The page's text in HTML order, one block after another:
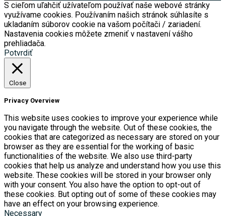
S cieľom uľahčiť užívateľom používať naše webové stránky
využívame cookies. Používaním našich stránok súhlasíte s
ukladaním súborov cookie na vašom počítači / zariadení.
Nastavenia cookies môžete zmeniť v nastavení vášho
prehliadača.
Potvrdiť
Close
Privacy Overview
This website uses cookies to improve your experience while
you navigate through the website. Out of these cookies, the
cookies that are categorized as necessary are stored on your
browser as they are essential for the working of basic
functionalities of the website. We also use third-party
cookies that help us analyze and understand how you use this
website. These cookies will be stored in your browser only
with your consent. You also have the option to opt-out of
these cookies. But opting out of some of these cookies may
have an effect on your browsing experience.
Necessary